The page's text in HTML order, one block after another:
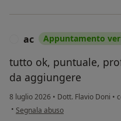
ac Appuntamento
tutto ok, puntuale,
da aggiungere
8 luglio 2026 • Dott. Flavio Doni •
• secondo l'opinione dell'utente ac
Segnala abuso